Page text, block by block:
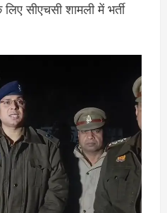
सीएचसी शामली में भर्ती